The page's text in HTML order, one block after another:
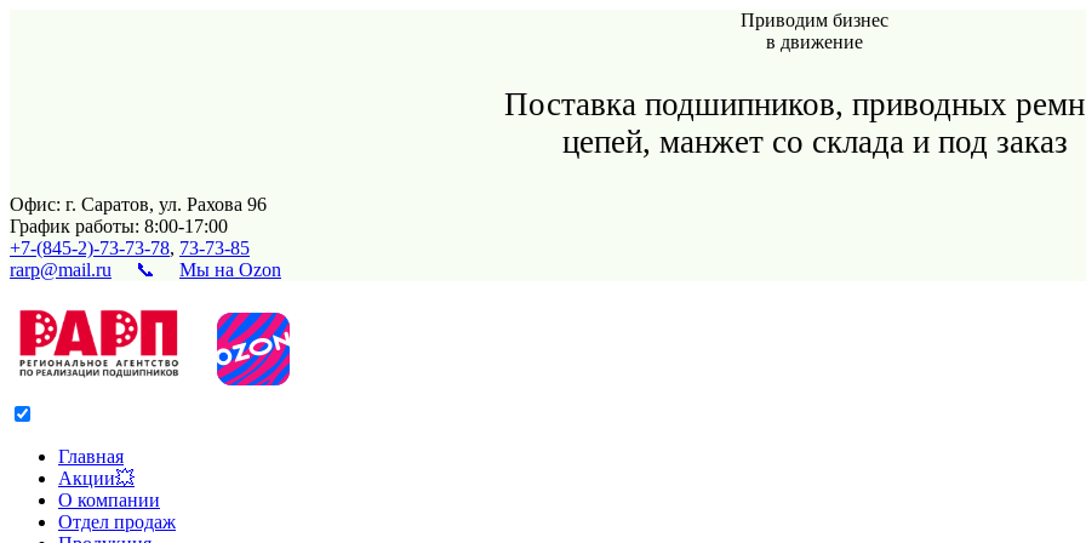
Приводим бизнес
в движение
Поставка подшипников, приводных
цепей, манжет со склада и под заказ
Офис: г. Саратов, ул. Рахова 96
График работы: 8:00-17:00
+7-(845-2)-73-73-78, 73-73-85
rarp@mail.ru
📞 Мы на Ozon
Главная
Акции💥
О компании
Отдел продаж